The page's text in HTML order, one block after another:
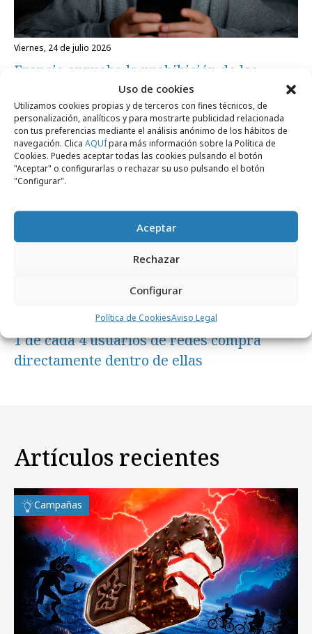
Uso de cookies
Utilizamos cookies propias y de terceros con fines técnicos, de
personalización, analíticos y para mostrarte publicidad relacionada
con tus preferencias mediante el análisis anónimo de los hábitos de
navegación. Clica AQUÍpara más información sobre la Política de
Cookies. Puedes aceptar todas las cookies pulsando el botón
"Aceptar" o configurarlas o rechazar su uso pulsando el botón
"Configurar".
Aceptar
Rechazar
Configurar
Política de CookiesAviso Legal
viernes, 24 de julio 2026
Francia aprueba la prohibición de las
redes sociales a menores de 15 años
Formación y estudios
miércoles, 22 de julio 2026
1 de cada 4 usuarios de redes compra
directamente dentro de ellas
Artículos recientes
Campañas